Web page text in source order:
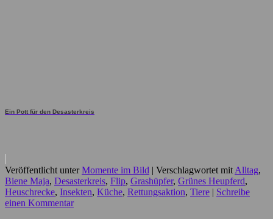
Ein Pott für den Desasterkreis
Veröffentlicht unter Momente im Bild | Verschlagwortet mit Alltag,
Biene Maja, Desasterkreis, Flip, Grashüpfer, Grünes Heupferd,
Heuschrecke, Insekten, Küche, Rettungsaktion, Tiere | Schreibe
einen Kommentar